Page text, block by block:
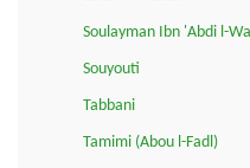
Soulayman Ibn 'Abdi l-
Souyouti
Tabbani
Tamimi (Abou l-Fadl)